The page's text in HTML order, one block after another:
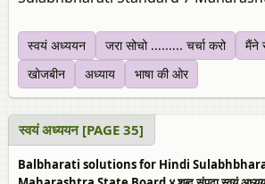
स्वयं अध्ययन जरा सोचो ......... चर्चा करो मैंने
खोजबीन
अध्याय भाषा की ओर
स्वयं अध्ययन [PAGE 35]
Balbharati solutions for Hindi